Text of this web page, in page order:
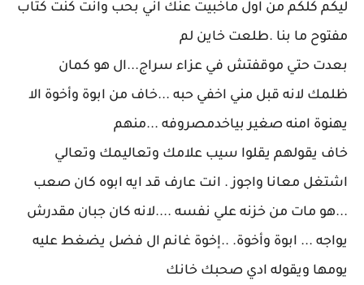
ليكم كلكم من اول ماخبيت عنك اني بحب وانت كنت كتاب
مفتوح ما بنا .طلعت خاين لم
بعدت حتي موقفتش في عزاء سراج...ال هو كمان
ظلمك لانه قبل مني اخفي حبه ...خاف من ابوة وأخوة الا
يهنوة امنه صغير بياخدمصروفه ...منهم
خاف يقولهم يقلوا سيب علامك وتعاليمك وتعالي
اشتغل معانا واجوز . انت عارف قد ايه ابوه كان صعب
...ه‍و مات من خزنه علي نفسه ....لانه كان جبان مقدرش
يواجه ... ابوة وأخوة. ..إخوة غانم ال فضل يضغط عليه
يومها ويقوله ادي صحبك خانك